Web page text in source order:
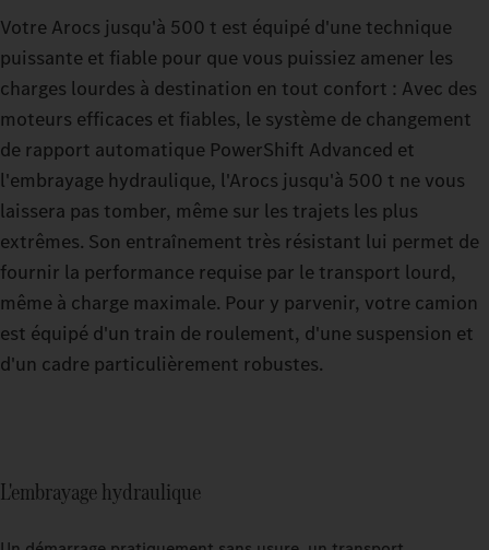
Votre Arocs jusqu'à 500 t est équipé d'une technique
puissante et fiable pour que vous puissiez amener les
charges lourdes à destination en tout confort : Avec des
moteurs efficaces et fiables, le système de changement
de rapport automatique PowerShift Advanced et
l'embrayage hydraulique, l'Arocs jusqu'à 500 t ne vous
laissera pas tomber, même sur les trajets les plus
extrêmes. Son entraînement très résistant lui permet de
fournir la performance requise par le transport lourd,
même à charge maximale. Pour y parvenir, votre camion
est équipé d'un train de roulement, d'une suspension et
d'un cadre particulièrement robustes.
L'embrayage hydraulique